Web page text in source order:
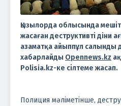
Қызылорда облысында
жасаған деструктивті діни
азаматқа айыппұл салынды
хабарлайды Opennews.kz
Polisia.kz-ке сілтеме жасап.
Полиция мәліметінше,